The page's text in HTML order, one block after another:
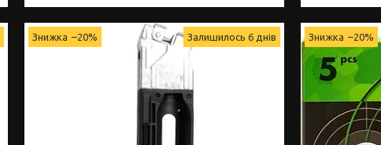
–20% Залишилось 6 днів –20%